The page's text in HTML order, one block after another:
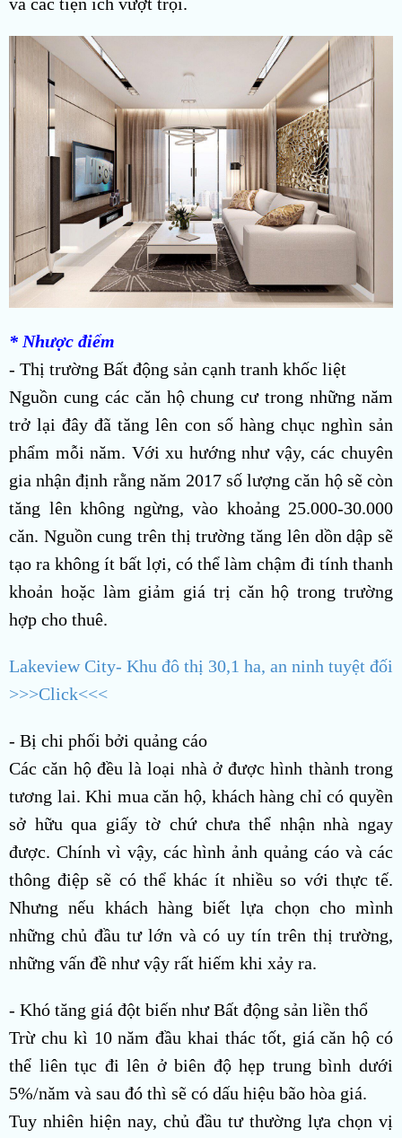
* Nhược điểm
- Thị trường Bất động sản cạnh tranh khốc liệt
Nguồn cung các căn hộ chung cư trong những năm
trở lại đây đã tăng lên con số hàng chục nghìn sản
phẩm mỗi năm. Với xu hướng như vậy, các chuyên
gia nhận định rằng năm 2017 số lượng căn hộ sẽ còn
tăng lên không ngừng, vào khoảng 25.000-30.000
căn. Nguồn cung trên thị trường tăng lên dồn dập sẽ
tạo ra không ít bất lợi, có thể làm chậm đi tính thanh
khoản hoặc làm giảm giá trị căn hộ trong trường
hợp cho thuê.
Lakeview City- Khu đô thị 30,1 ha, an ninh tuyệt đối
>>>Click<<<
- Bị chi phối bởi quảng cáo
Các căn hộ đều là loại nhà ở được hình thành trong
tương lai. Khi mua căn hộ, khách hàng chỉ có quyền
sở hữu qua giấy tờ chứ chưa thể nhận nhà ngay
được. Chính vì vậy, các hình ảnh quảng cáo và các
thông điệp sẽ có thể khác ít nhiều so với thực tế.
Nhưng nếu khách hàng biết lựa chọn cho mình
những chủ đầu tư lớn và có uy tín trên thị trường,
những vấn đề như vậy rất hiếm khi xảy ra.
- Khó tăng giá đột biến như Bất động sản liền thổ
Trừ chu kì 10 năm đầu khai thác tốt, giá căn hộ có
thể liên tục đi lên ở biên độ hẹp trung bình dưới
5%/năm và sau đó thì sẽ có dấu hiệu bão hòa giá.
Tuy nhiên hiện nay, chủ đầu tư thường lựa chọn vị